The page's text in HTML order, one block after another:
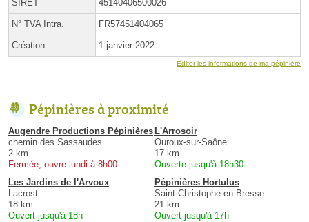
SIRET 45140406500026
N° TVA Intra. FR57451404065
Création 1 janvier 2022
Éditer les informations de ma pépinière
Pépinières à proximité
Augendre Productions Pépinières
chemin des Sassaudes
2 km
Fermée, ouvre lundi à 8h00
L'Arrosoir
Ouroux-sur-Saône
17 km
Ouverte jusqu'à 18h30
Les Jardins de l'Arvoux
Lacrost
18 km
Ouvert jusqu'à 18h
Pépinières Hortulus
Saint-Christophe-en-Bresse
21 km
Ouvert jusqu'à 17h